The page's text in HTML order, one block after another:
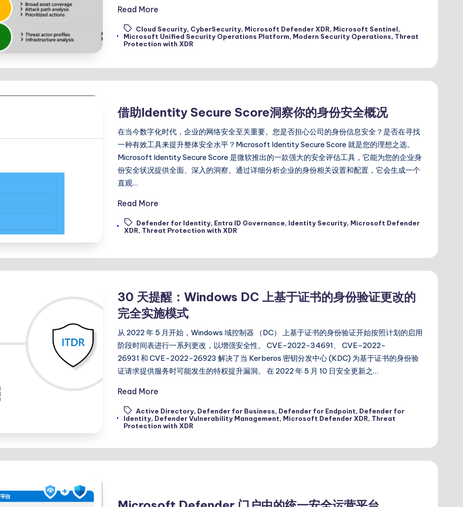
Read More
Tags:
Cloud Security, CyberSecurity, Microsoft Defender XDR, Microsoft Sentinel,
Microsoft Unified Security Operations Platform, Modern Security Operations, Threat
Protection with XDR
借助Identity Secure Score洞察你的身份安全概况
在当今数字化时代，企业的网络安全至关重要。您是否担心公司的身份信息安全？是否在寻找
一种有效工具来提升整体安全水平？Microsoft Identity Secure Score 就是您的理想之选。
Microsoft Identity Secure Score 是微软推出的一款强大的安全评估工具，它能为您的企业身
份安全状况提供全面、深入的洞察。通过详细分析企业的身份相关设置和配置，它会生成一个
直观…
Read More
Tags: Defender for Identity, Entra ID Governance, Identity Security, Microsoft Defender
XDR, Threat Protection with XDR
30 天提醒：Windows DC 上基于证书的身份验证更改的
完全实施模式
从 2022 年 5 月开始，Windows 域控制器 （DC） 上基于证书的身份验证开始按照计划的启用
阶段时间表进行一系列更改，以增强安全性。 CVE-2022-34691、 CVE-2022-
26931 和 CVE-2022-26923 解决了当 Kerberos 密钥分发中心 (KDC) 为基于证书的身份验
证请求提供服务时可能发生的特权提升漏洞。 在 2022 年 5 月 10 日安全更新之…
Read More
Tags:
Active Directory, Defender for Business, Defender for Endpoint, Defender for
Identity, Defender Vulnerability Management, Microsoft Defender XDR, Threat
Protection with XDR